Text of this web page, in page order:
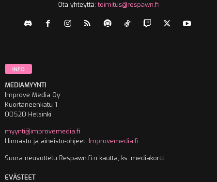
Ota yhteyttä:toimitus@respawn.fi
INFO
MEDIAMYYNTI
Improve Media Oy
Kuortaneenkatu 1
00520 Helsinki
myynti@improvemedia.fi
Hinnasto ja aineisto-ohjeet: Improvemedia.fi
Suora neuvottelu Respawn.fi:n kautta, ks. mediakortti
EVÄSTEET